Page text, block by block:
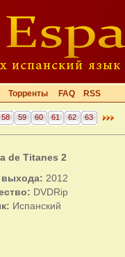
Торренты FAQ RSS
58 59 60 61 62 63
de Titanes 2
выхода: 2012
DVDRip
Испанский